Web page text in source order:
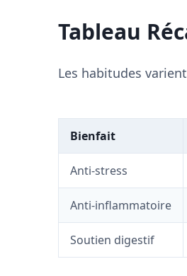
Tableau
Les habitudes
Bienfait
Anti-stress
Anti-inflammatoire
Soutien digestif